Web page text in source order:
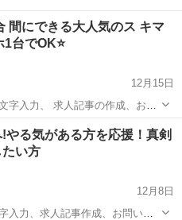
間にできる大人気のス キマ
1台でOK⭐️
12月15日
だきます。 ・未経験の方
応じて報 酬アップが見込めます
ペース
やる気がある方を応援！真剣
い方
12月8日
力、求人記事作成、お問い合